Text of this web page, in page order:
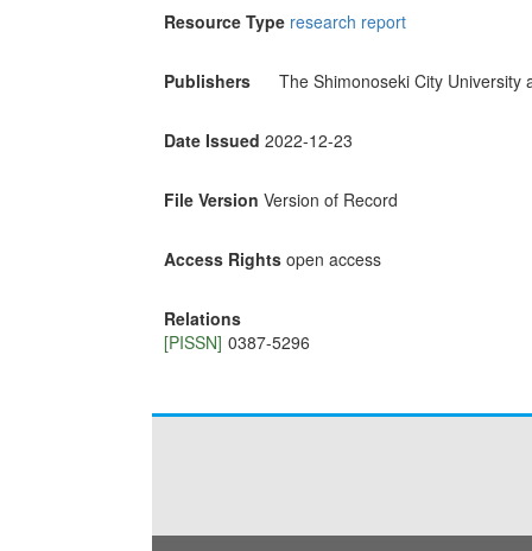
Resource Type research report
Publishers The Shimonoseki City University
Date Issued 2022-12-23
File Version Version of Record
Access Rights open access
Relations
[PISSN] 0387-5296